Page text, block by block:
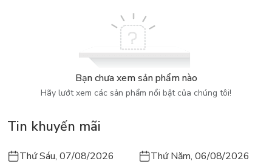
Bạn chưa xem sản phẩm nào
Hãy lướt xem các sản phẩm nổi bật của chúng tôi!
Tin khuyến mãi
Thứ Sáu, 07/08/2026 Thứ Năm, 06/08/2026